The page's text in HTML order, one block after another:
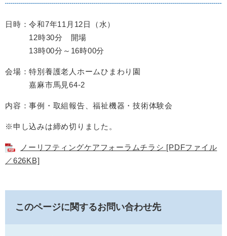
日時：令和7年11月12日（水）
12時30分 開場
13時00分～16時00分
会場：特別養護老人ホームひまわり園
嘉麻市馬見64-2
内容：事例・取組報告、福祉機器・技術体験会
※申し込みは締め切りました。
ノーリフティングケアフォーラムチラシ [PDFファイル
／626KB]
このページに関するお問い合わせ先